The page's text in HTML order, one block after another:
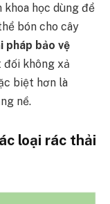
khoa học dùng để
bón cho cây
pháp bảo vệ
đối không xả
biệt hơn là
nề.
loại rác thải